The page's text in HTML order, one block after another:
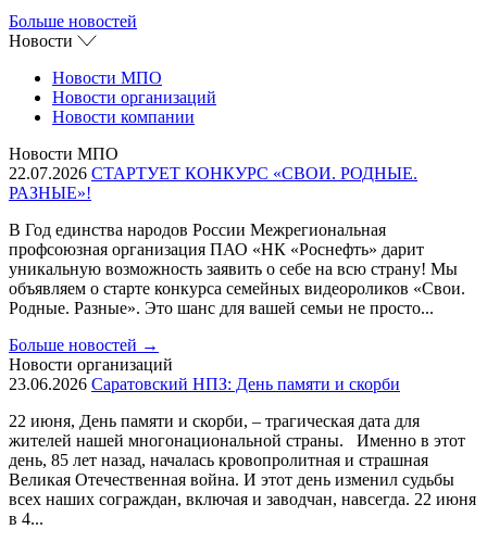
Больше новостей
Новости
Новости МПО
Новости организаций
Новости компании
Новости МПО
22.07.2026 СТАРТУЕТ КОНКУРС «СВОИ. РОДНЫЕ.
РАЗНЫЕ»!
В Год единства народов России Межрегиональная
профсоюзная организация ПАО «НК «Роснефть» дарит
уникальную возможность заявить о себе на всю страну! Мы
объявляем о старте конкурса семейных видеороликов «Свои.
Родные. Разные». Это шанс для вашей семьи не просто...
Больше новостей →
Новости организаций
23.06.2026 Саратовский НПЗ: День памяти и скорби
22 июня, День памяти и скорби, – трагическая дата для
жителей нашей многонациональной страны. Именно в этот
день, 85 лет назад, началась кровопролитная и страшная
Великая Отечественная война. И этот день изменил судьбы
всех наших сограждан, включая и заводчан, навсегда. 22 июня
в 4...